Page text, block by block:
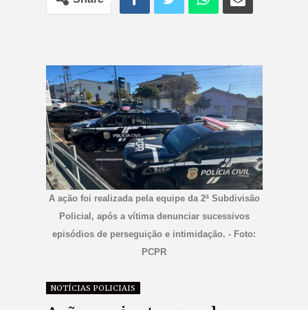
A ação foi realizada pela equipe da 2ª Subdivisão
Policial, após a vítima denunciar sucessivos
episódios de perseguição e intimidação. - Foto:
PCPR
NOTÍCIAS POLICIAIS